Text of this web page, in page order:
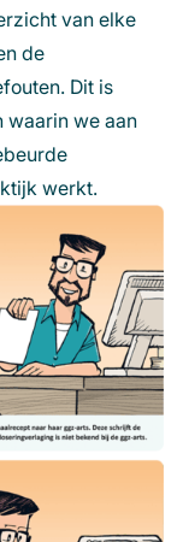
van elke
de
Dit is
waarin we aan
werkt.